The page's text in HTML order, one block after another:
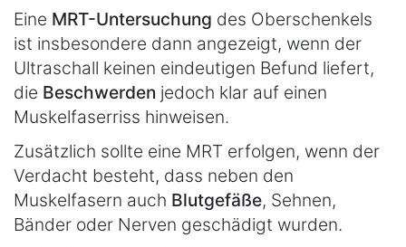
Eine MRT-Untersuchung des Oberschenkels
ist insbesondere dann angezeigt, wenn der
Ultraschall keinen eindeutigen Befund liefert,
die Beschwerden jedoch klar auf einen
Muskelfaserriss hinweisen.
Zusätzlich sollte eine MRT erfolgen, wenn der
Verdacht besteht, dass neben den
Muskelfasern auch Blutgefäße, Sehnen,
Bänder oder Nerven geschädigt wurden.